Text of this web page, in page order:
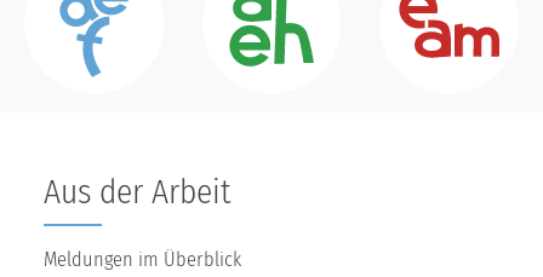
Aus der Arbeit
Meldungen im Überblick